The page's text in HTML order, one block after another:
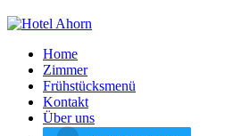
Home
Zimmer
Frühstücksmenü
Kontakt
Über uns